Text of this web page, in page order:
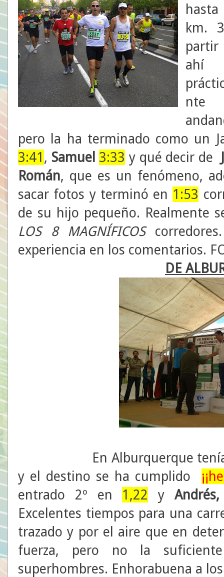
km.
ahí
nte
pero la ha terminado como un
3:41 , Samuel 3:33 y qué decir de
Román, que es un fenómeno,
sacar fotos y terminó en 1:53
de su hijo pequeño. Realmente
LOS 8 MAGNÍFICOS
experiencia en los comentarios.
DE
En Alburquerque
y el destino se ha cumplido
entrado 2º en 1,22 yAndrés,
Excelentes tiempos para una
trazado y por el aire que en
fuerza, pero no la
superhombres. Enhorabuena a